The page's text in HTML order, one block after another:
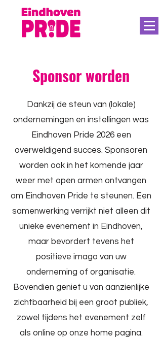
Sponsor worden
Dankzij de steun van (lokale)
ondernemingen en instellingen was
Eindhoven Pride 2026 een
overweldigend succes. Sponsoren
worden ook in het komende jaar
weer met open armen ontvangen
om Eindhoven Pride te steunen. Een
samenwerking verrijkt niet alleen dit
unieke evenement in Eindhoven,
maar bevordert tevens het
positieve imago van uw
onderneming of organisatie.
Bovendien geniet u van aanzienlijke
zichtbaarheid bij een groot publiek,
zowel tijdens het evenement zelf
als online op onze home pagina.